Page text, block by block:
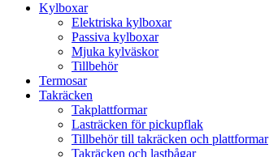
Kylboxar
Elektriska kylboxar
Passiva kylboxar
Mjuka kylväskor
Tillbehör
Termosar
Takräcken
Takplattformar
Lasträcken för pickupflak
Tillbehör till takräcken och plattformar
Takräcken och lastbågar